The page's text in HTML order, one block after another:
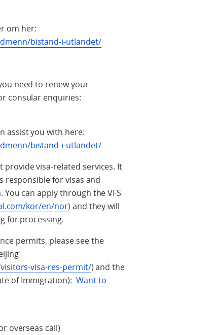
om her:
bistand-i-utlandet/
need to renew your
consular enquiries:
assist you with here:
bistand-i-utlandet/
provide visa-related services. It
responsible for visas and
can apply through the VFS
kor/en/nor) and they will
for processing.
permits, please see the
visa-res-permit/) and the
of Immigration): Want to
overseas call)